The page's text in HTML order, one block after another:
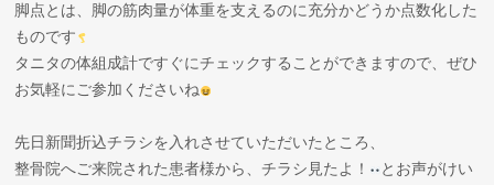
脚点とは、脚の筋肉量が体重を支えるのに充分かどうか点数化した
ものです
タニタの体組成計ですぐにチェックすることができますので、ぜひ
お気軽にご参加くださいね
先日新聞折込チラシを入れさせていただいたところ、
整骨院へご来院された患者様から、チラシ見たよ！
とお声がけい